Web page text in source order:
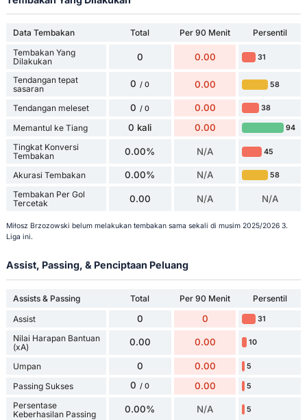
Data Tembakan Total Per 90 Menit
Persentil
Tembakan Yang
Dilakukan
0 0.00 31
Tendangan tepat
sasaran
0 / 0 0.00 58
Tendangan meleset 0 / 0 0.00 38
Memantul ke Tiang 0 kali 0.00 94
Tingkat Konversi
Tembakan
0.00% N/A 45
Akurasi Tembakan 0.00% N/A 58
Tembakan Per Gol
Tercetak
0.00 N/A N/A
Miłosz Brzozowski belum melakukan tembakan sama sekali di musim 2025/2026 3.
Liga ini.
Assist, Passing, & Penciptaan Peluang
Assists & Passing Total Per 90 Menit
Persentil
Assist
0 0 31
Nilai Harapan Bantuan
(xA)
0.00 0.00 10
Umpan 0 0.00 5
Passing Sukses 0 / 0 0.00 5
Persentase
Keberhasilan Passing
0.00% N/A 5